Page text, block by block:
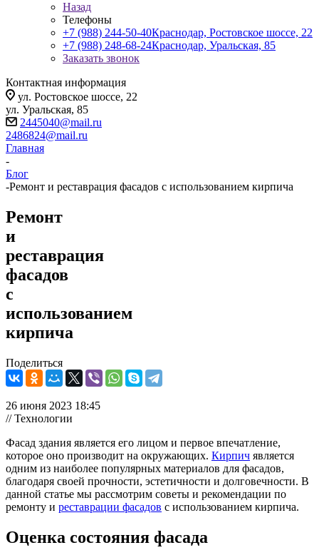
Назад
Телефоны
+7 (988) 244-50-40Краснодар, Ростовское шоссе, 22
+7 (988) 248-68-24Краснодар, Уральская, 85
Заказать звонок
Контактная информация
ул. Ростовское шоссе, 22
ул. Уральская, 85
2445040@mail.ru
2486824@mail.ru
Главная
-
Блог
-Ремонт и реставрация фасадов с использованием кирпича
Ремонт
и
реставрация
фасадов
с
использованием
кирпича
Поделиться
26 июня 2023 18:45
// Технологии
Фасад здания является его лицом и первое впечатление,
которое оно производит на окружающих. Кирпич является
одним из наиболее популярных материалов для фасадов,
благодаря своей прочности, эстетичности и долговечности. В
данной статье мы рассмотрим советы и рекомендации по
ремонту и реставрации фасадов с использованием кирпича.
Оценка состояния фасада